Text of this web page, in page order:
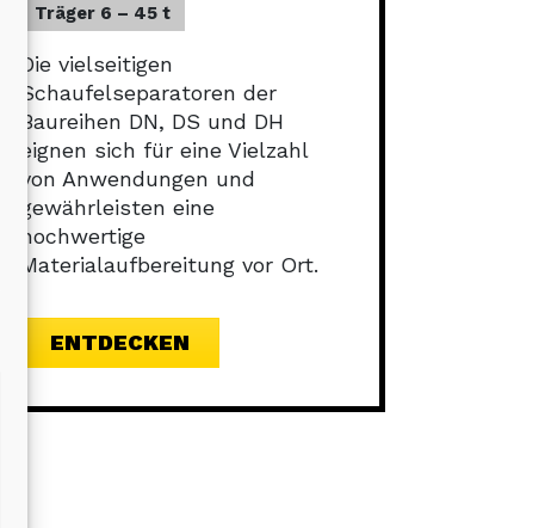
Träger 6 – 45 t
Die vielseitigen
Schaufelseparatoren der
Baureihen DN, DS und DH
eignen sich für eine Vielzahl
von Anwendungen und
gewährleisten eine
hochwertige
Materialaufbereitung vor Ort.
ENTDECKEN